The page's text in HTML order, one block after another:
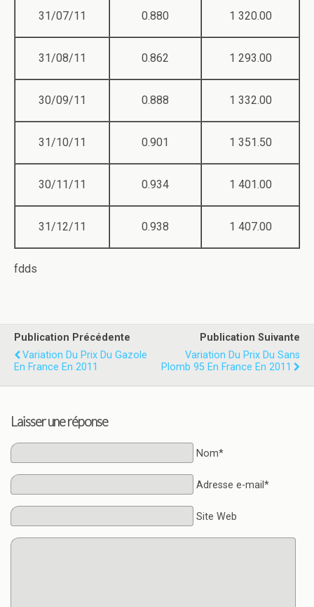
31/07/11 0.880 1 320.00
31/08/11 0.862 1 293.00
30/09/11 0.888 1 332.00
31/10/11 0.901 1 351.50
30/11/11 0.934 1 401.00
31/12/11 0.938 1 407.00
fdds
Publication Précédente
Variation Du Prix Du Gazole
En France En 2011
Publication Suivante
Variation Du Prix Du Sans
Plomb 95 En France En 2011
Laisser une réponse
Nom*
Adresse e-mail*
Site Web